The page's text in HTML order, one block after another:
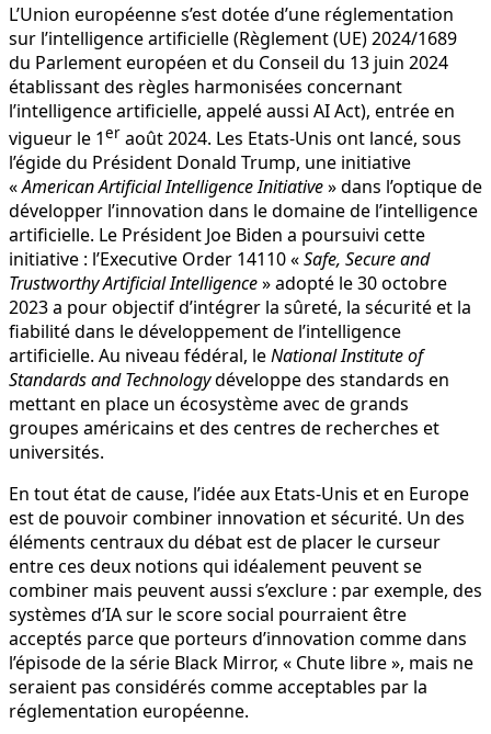
L’Union européenne s’est dotée d’une réglementation
sur l’intelligence artificielle (Règlement (UE) 2024/1689
du Parlement européen et du Conseil du 13 juin 2024
établissant des règles harmonisées concernant
l’intelligence artificielle, appelé aussi AI Act), entrée en
vigueur le 1er août 2024. Les Etats-Unis ont lancé, sous
l’égide du Président Donald Trump, une initiative
«American Artificial Intelligence Initiative» dans l’optique de
développer l’innovation dans le domaine de l’intelligence
artificielle. Le Président Joe Biden a poursuivi cette
initiative : l’Executive Order 14110 «Safe, Secure and
Trustworthy Artificial Intelligence» adopté le 30 octobre
2023 a pour objectif d’intégrer la sûreté, la sécurité et la
fiabilité dans le développement de l’intelligence
artificielle. Au niveau fédéral, leNational Institute of
Standards and Technologydéveloppe des standards en
mettant en place un écosystème avec de grands
groupes américains et des centres de recherches et
universités.
En tout état de cause, l’idée aux Etats-Unis et en Europe
est de pouvoir combiner innovation et sécurité. Un des
éléments centraux du débat est de placer le curseur
entre ces deux notions qui idéalement peuvent se
combiner mais peuvent aussi s’exclure : par exemple, des
systèmes d’IA sur le score social pourraient être
acceptés parce que porteurs d’innovation comme dans
l’épisode de la série Black Mirror, « Chute libre », mais ne
seraient pas considérés comme acceptables par la
réglementation européenne.